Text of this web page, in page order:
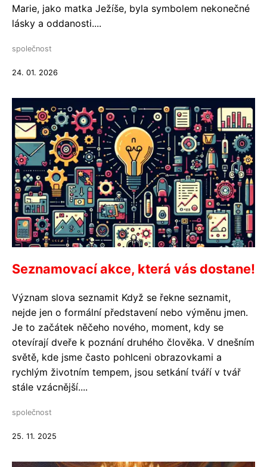
Marie, jako matka Ježíše, byla symbolem nekonečné
lásky a oddanosti....
společnost
24. 01. 2026
Seznamovací akce, která vás dostane!
Význam slova seznamit Když se řekne seznamit,
nejde jen o formální představení nebo výměnu jmen.
Je to začátek něčeho nového, moment, kdy se
otevírají dveře k poznání druhého člověka. V dnešním
světě, kde jsme často pohlceni obrazovkami a
rychlým životním tempem, jsou setkání tváří v tvář
stále vzácnější....
společnost
25. 11. 2025